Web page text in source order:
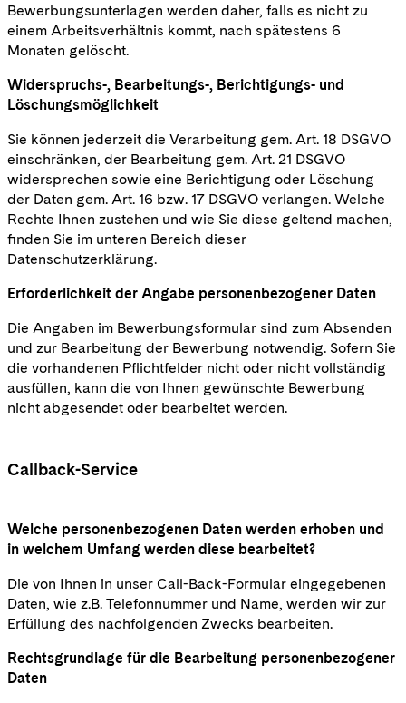
Bewerbungsunterlagen werden daher, falls es nicht zu
einem Arbeitsverhältnis kommt, nach spätestens 6
Monaten gelöscht.
Widerspruchs-, Bearbeitungs-, Berichtigungs- und
Löschungsmöglichkeit
Sie können jederzeit die Verarbeitung gem. Art. 18 DSGVO
einschränken, der Bearbeitung gem. Art. 21 DSGVO
widersprechen sowie eine Berichtigung oder Löschung
der Daten gem. Art. 16 bzw. 17 DSGVO verlangen. Welche
Rechte Ihnen zustehen und wie Sie diese geltend machen,
finden Sie im unteren Bereich dieser
Datenschutzerklärung.
Erforderlichkeit der Angabe personenbezogener Daten
Die Angaben im Bewerbungsformular sind zum Absenden
und zur Bearbeitung der Bewerbung notwendig. Sofern Sie
die vorhandenen Pflichtfelder nicht oder nicht vollständig
ausfüllen, kann die von Ihnen gewünschte Bewerbung
nicht abgesendet oder bearbeitet werden.
Callback-Service
Welche personenbezogenen Daten werden erhoben und
in welchem Umfang werden diese bearbeitet?
Die von Ihnen in unser Call-Back-Formular eingegebenen
Daten, wie z.B. Telefonnummer und Name, werden wir zur
Erfüllung des nachfolgenden Zwecks bearbeiten.
Rechtsgrundlage für die Bearbeitung personenbezogener
Daten